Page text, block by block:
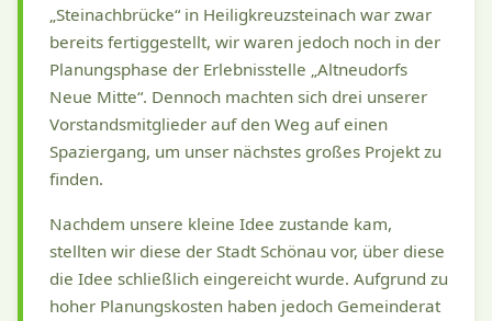
„Steinachbrücke“ in Heiligkreuzsteinach war zwar
bereits fertiggestellt, wir waren jedoch noch in der
Planungsphase der Erlebnisstelle „Altneudorfs
Neue Mitte“. Dennoch machten sich drei unserer
Vorstandsmitglieder auf den Weg auf einen
Spaziergang, um unser nächstes großes Projekt zu
finden.
Nachdem unsere kleine Idee zustande kam,
stellten wir diese der Stadt Schönau vor, über diese
die Idee schließlich eingereicht wurde. Aufgrund zu
hoher Planungskosten haben jedoch Gemeinderat